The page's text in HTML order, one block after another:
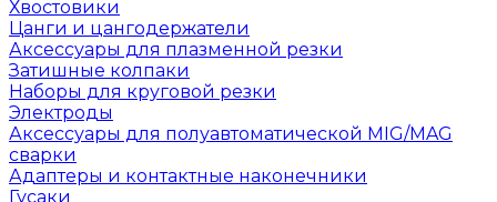
Хвостовики
Цанги и цангодержатели
Аксессуары для плазменной резки
Затишные колпаки
Наборы для круговой резки
Электроды
Аксессуары для полуавтоматической MIG/MAG
сварки
Адаптеры и контактные наконечники
Гусаки